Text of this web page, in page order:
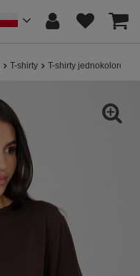
T-shirty T-shirty jednokolorowe